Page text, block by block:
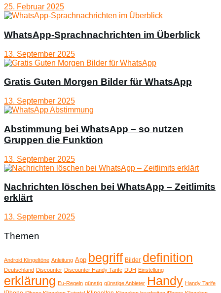
25. Februar 2025
WhatsApp-Sprachnachrichten im Überblick
13. September 2025
Gratis Guten Morgen Bilder für WhatsApp
13. September 2025
Abstimmung bei WhatsApp – so nutzen
Gruppen die Funktion
13. September 2025
Nachrichten löschen bei WhatsApp – Zeitlimits
erklärt
13. September 2025
Themen
Android Klingeltöne Anleitung App begriff Bilder definition
Deutschland Discounter Discounter Handy Tarife DUH Einstellung
erklärung Eu-Regeln günstig günstige Anbieter Handy Handy Tarife